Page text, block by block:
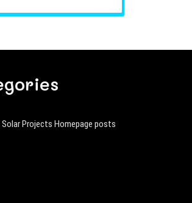
Projects Homepage posts